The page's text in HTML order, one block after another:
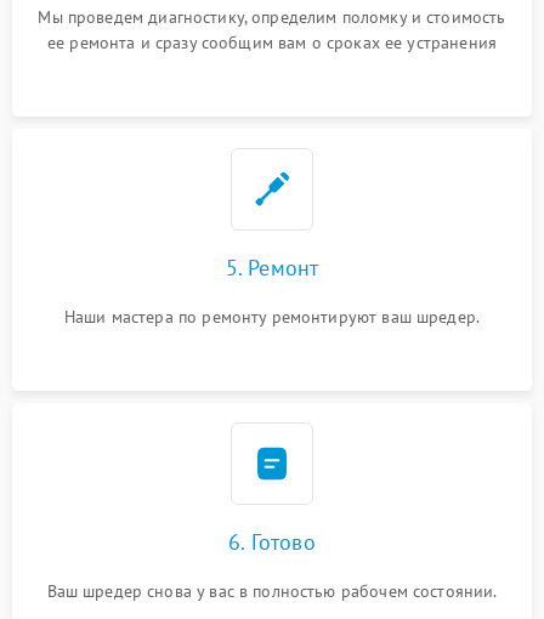
Мы проведем диагностику, определим поломку и стоимость
ее ремонта и сразу сообщим вам о сроках ее устранения
5. Ремонт
Наши мастера по ремонту ремонтируют ваш шредер.
6. Готово
Ваш шредер снова у вас в полностью рабочем состоянии.